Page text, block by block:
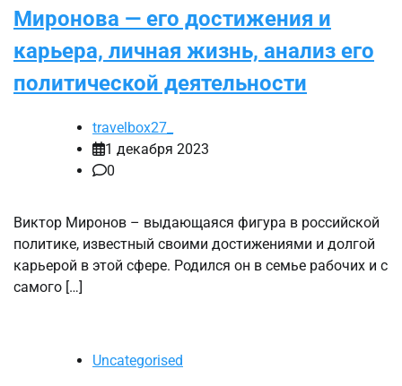
Миронова — его достижения и
карьера, личная жизнь, анализ его
политической деятельности
travelbox27_
1 декабря 2023
0
Виктор Миронов – выдающаяся фигура в российской
политике, известный своими достижениями и долгой
карьерой в этой сфере. Родился он в семье рабочих и с
самого […]
Uncategorised